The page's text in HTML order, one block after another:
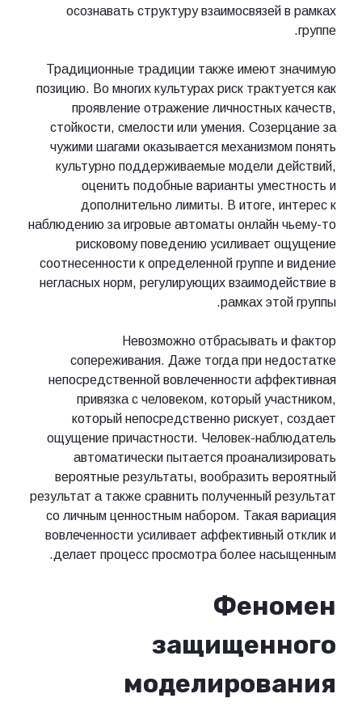
осознавать структуру взаимосвязей в рамках
группе.
Традиционные традиции также имеют значимую
позицию. Во многих культурах риск трактуется как
проявление отражение личностных качеств,
стойкости, смелости или умения. Созерцание за
чужими шагами оказывается механизмом понять
культурно поддерживаемые модели действий,
оценить подобные варианты уместность и
дополнительно лимиты. В итоге, интерес к
наблюдению за игровые автоматы онлайн чьему-то
рисковому поведению усиливает ощущение
соотнесенности к определенной группе и видение
негласных норм, регулирующих взаимодействие в
рамках этой группы.
Невозможно отбрасывать и фактор
сопереживания. Даже тогда при недостатке
непосредственной вовлеченности аффективная
привязка с человеком, который участником,
который непосредственно рискует, создает
ощущение причастности. Человек-наблюдатель
автоматически пытается проанализировать
вероятные результаты, вообразить вероятный
результат а также сравнить полученный результат
со личным ценностным набором. Такая вариация
вовлеченности усиливает аффективный отклик и
делает процесс просмотра более насыщенным.
Феномен
защищенного
моделирования